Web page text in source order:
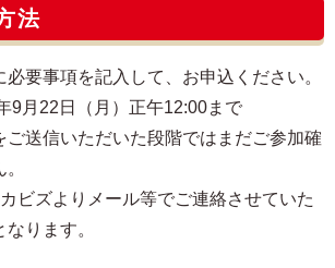
法
必要事項を記入して、お申込ください。
9月22日（月）正午12:00まで
送信いただいた段階ではまだご参加確
ビズよりメール等でご連絡させていた
ります。